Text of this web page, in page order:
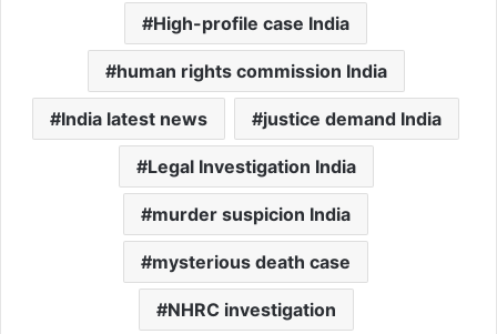
High-profile case India
human rights commission India
India latest news justice demand India
Legal Investigation India
murder suspicion India
mysterious death case
NHRC investigation